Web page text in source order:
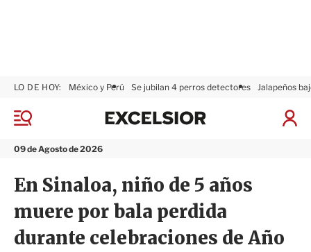
M
n
09 de Agosto de 2026
LO DE HOY: México y Perú Se jubilan 4 perros detectores Jalapeños
I
x
o
r
En Sinaloa, niño de 5 años
muere por bala perdida
durante celebraciones de Año